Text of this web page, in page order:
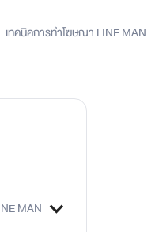
เทคนิคการทำโฆษณา LINE MAN
MAN